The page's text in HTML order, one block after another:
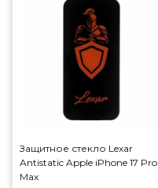
Защитное стекло Lexar
Antistatic Apple iPhone 17 Pro
Max